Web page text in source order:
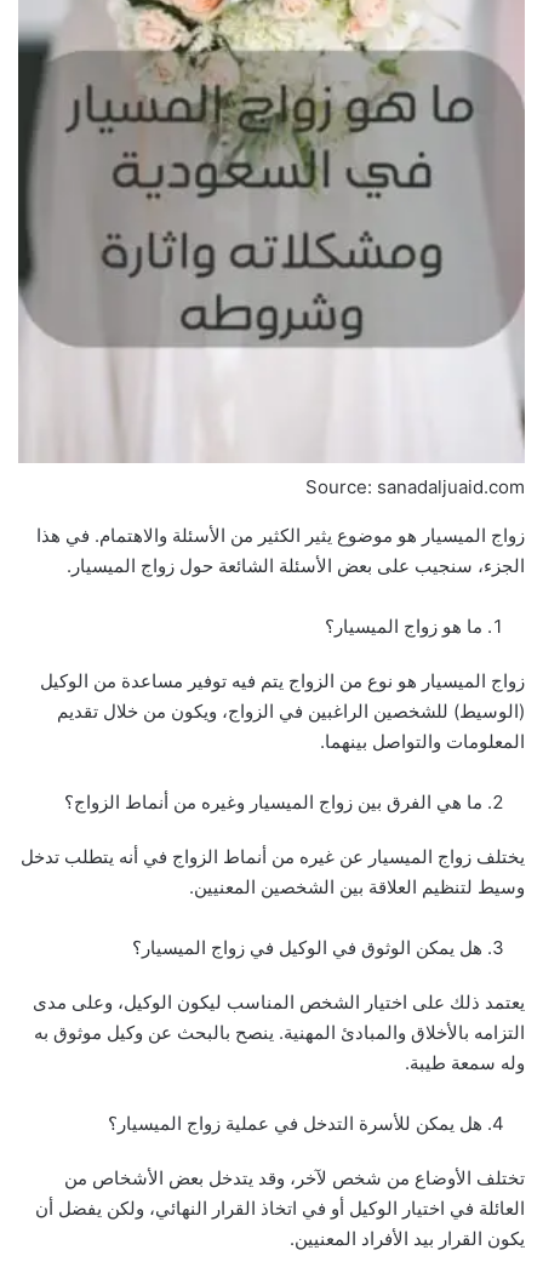
Source: sanadaljuaid.com
زواج الميسيار هو موضوع يثير الكثير من الأسئلة والاهتمام. في هذا
الجزء، سنجيب على بعض الأسئلة الشائعة حول زواج الميسيار.
ما هو زواج الميسيار؟
زواج الميسيار هو نوع من الزواج يتم فيه توفير مساعدة من الوكيل
(الوسيط) للشخصين الراغبين في الزواج، ويكون من خلال تقديم
المعلومات والتواصل بينهما.
ما هي الفرق بين زواج الميسيار وغيره من أنماط الزواج؟
يختلف زواج الميسيار عن غيره من أنماط الزواج في أنه يتطلب تدخل
وسيط لتنظيم العلاقة بين الشخصين المعنيين.
هل يمكن الوثوق في الوكيل في زواج الميسيار؟
يعتمد ذلك على اختيار الشخص المناسب ليكون الوكيل، وعلى مدى
التزامه بالأخلاق والمبادئ المهنية. ينصح بالبحث عن وكيل موثوق به
وله سمعة طيبة.
هل يمكن للأسرة التدخل في عملية زواج الميسيار؟
تختلف الأوضاع من شخص لآخر، وقد يتدخل بعض الأشخاص من
العائلة في اختيار الوكيل أو في اتخاذ القرار النهائي، ولكن يفضل أن
يكون القرار بيد الأفراد المعنيين.